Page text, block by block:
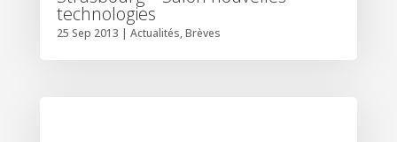
technologies
25 Sep 2013 | Actualités,Brèves